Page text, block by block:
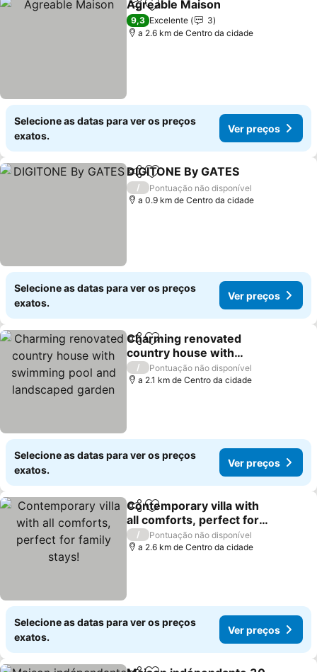
PartilharAdicionar aos favoritos
Agreable Maison
9,3 Excelente
3
a 2.6 km de Centro da cidade
Selecione as datas para ver os preços
exatos.
Ver preços
PartilharAdicionar aos favoritos
DIGITONE By GATES
/
Pontuação não disponível
a 0.9 km de Centro da cidade
Selecione as datas para ver os preços
exatos.
Ver preços
PartilharAdicionar aos favoritos
Charming renovated
country house with
swimming pool and
landscaped garden
Ver preços
/
Pontuação não disponível
a 2.1 km de Centro da cidade
Selecione as datas para ver os preços
exatos.
Ver preços
PartilharAdicionar aos favoritos
Contemporary villa with
all comforts, perfect for
family stays!
Ver preços
/
Pontuação não disponível
a 2.6 km de Centro da cidade
Selecione as datas para ver os preços
exatos.
Ver preços